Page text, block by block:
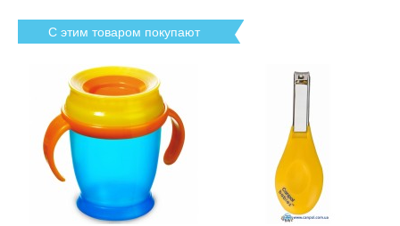
С этим товаром покупают